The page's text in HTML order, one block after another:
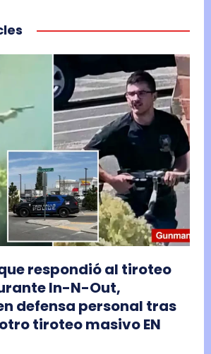
respondió al tiroteo
In-N-Out,
defensa personal tras
tiroteo masivo EN